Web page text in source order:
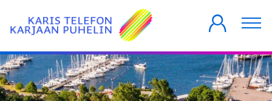
FÖRETAG